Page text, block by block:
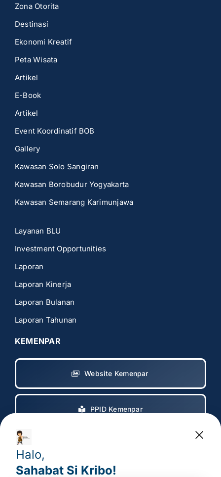
Zona Otorita
Destinasi
Ekonomi Kreatif
Peta Wisata
Artikel
E-Book
Artikel
Event Koordinatif BOB
Gallery
Kawasan Solo Sangiran
Kawasan Borobudur Yogyakarta
Kawasan Semarang Karimunjawa
Layanan BLU
Investment Opportunities
Laporan
Laporan Kinerja
Laporan Bulanan
Laporan Tahunan
KEMENPAR
Website Kemenpar
PPID Kemenpar